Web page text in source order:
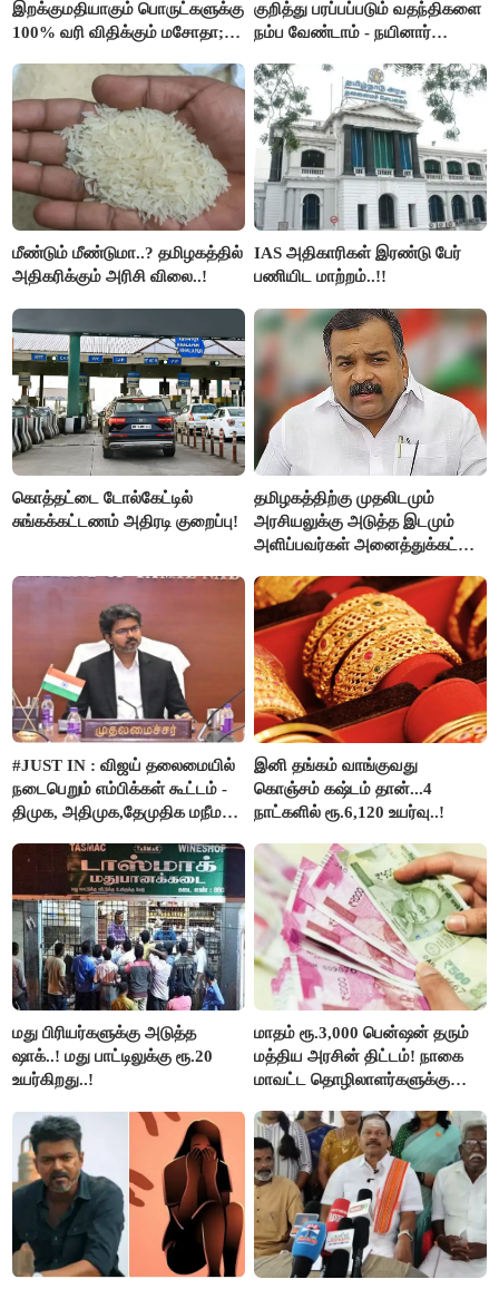
இறக்குமதியாகும் பொருட்களுக்கு
100% வரி விதிக்கும் மசோதா;
குறித்து பரப்பப்படும் வதந்திகளை
நம்ப வேண்டாம் - நயினார்
மீண்டும் மீண்டுமா..? தமிழகத்தில்
அதிகரிக்கும் அரிசி விலை..!
IAS அதிகாரிகள் இரண்டு பேர்
பணியிட மாற்றம்..!!
கொத்தட்டை டோல்கேட்டில்
சுங்கக்கட்டணம் அதிரடி குறைப்பு!
தமிழகத்திற்கு முதலிடமும்
அரசியலுக்கு அடுத்த இடமும்
அளிப்பவர்கள் அனைத்துக்கட்சி
பங்கேற்பார்கள் - மாணிக்கம்
தாகூர்..!!
#JUST IN : விஜய் தலைமையில்
நடைபெறும் எம்பிக்கள் கூட்டம் -
திமுக, அதிமுக,தேமுதிக மநீம
இனி தங்கம் வாங்குவது
கொஞ்சம் கஷ்டம் தான்...4
நாட்களில் ரூ.6,120 உயர்வு..!
மது பிரியர்களுக்கு அடுத்த
ஷாக்..! மது பாட்டிலுக்கு ரூ.20
உயர்கிறது..!
மாதம் ரூ.3,000 பென்ஷன் தரும்
மத்திய அரசின் திட்டம்! நாகை
மாவட்ட தொழிலாளர்களுக்கு
செய்தி!